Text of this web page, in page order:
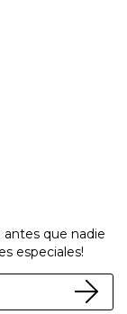
que nadie
especiales!